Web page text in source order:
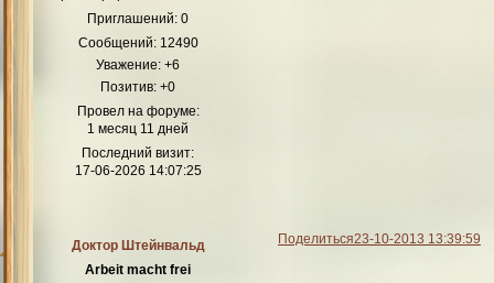
Приглашений: 0
Сообщений:12490
Уважение: +6
Позитив: +0
Провел на форуме:
1 месяц 11 дней
Последний визит:
17-06-2026 14:07:25
Поделиться23-10-2013 13:39:59
Доктор Штейнвальд
Arbeit macht frei